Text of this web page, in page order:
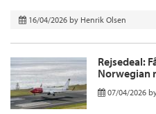
16/04/2026 by Henrik Olsen
Rejsedeal:
Norwegian
07/04/2026